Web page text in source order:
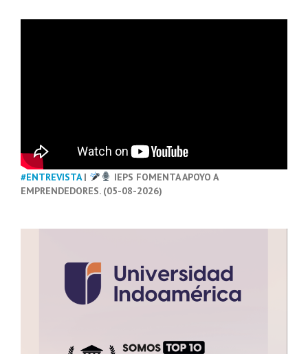
#ENTREVISTA|
IEPS FOMENTA APOYO A
EMPRENDEDORES. (05-08-2026)